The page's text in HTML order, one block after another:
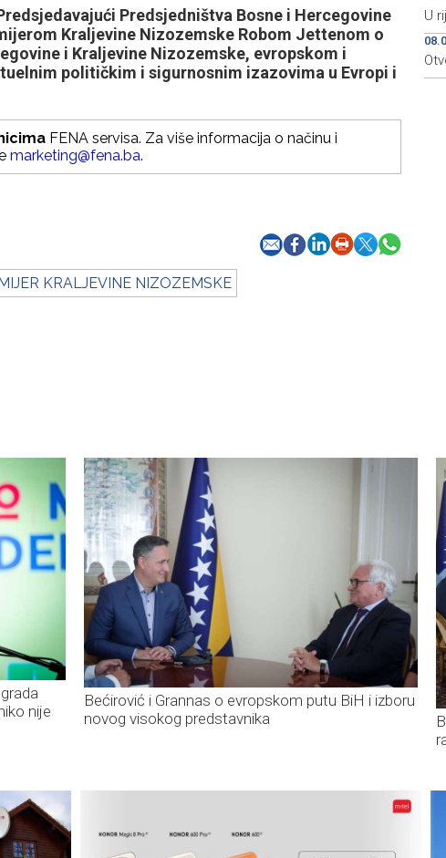
Predsjedništva Bosne i Hercegovine
Kraljevine Nizozemske Robom Jettenom o
i Kraljevine Nizozemske, evropskom i
političkim i sigurnosnim izazovima u Evropi i
FENA servisa. Za više informacija o načinu i
marketing@fena.ba.
KRALJEVINE NIZOZEMSKE
U
nije
Bećirović i Grannas o evropskom putu BiH i izboru
novog visokog predstavnika